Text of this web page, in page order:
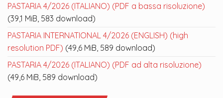
PASTARIA 4/2026 (ITALIANO) (PDF a bassa risoluzione)
(39,1 MiB, 583 download)
PASTARIA INTERNATIONAL 4/2026 (ENGLISH) (high
resolution PDF) (49,6 MiB, 589 download)
PASTARIA 4/2026 (ITALIANO) (PDF ad alta risoluzione)
(49,6 MiB, 589 download)